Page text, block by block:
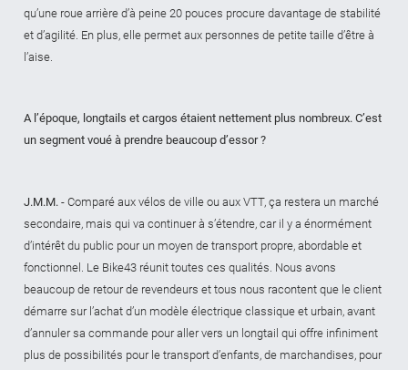
qu’une roue arrière d’à peine 20 pouces procure davantage de stabilité
et d’agilité. En plus, elle permet aux personnes de petite taille d’être à
l’aise.
A l’époque, longtails et cargos étaient nettement plus nombreux. C’est
un segment voué à prendre beaucoup d’essor ?
J.M.M. - Comparé aux vélos de ville ou aux VTT, ça restera un marché
secondaire, mais qui va continuer à s’étendre, car il y a énormément
d’intérêt du public pour un moyen de transport propre, abordable et
fonctionnel. Le Bike43 réunit toutes ces qualités. Nous avons
beaucoup de retour de revendeurs et tous nous racontent que le client
démarre sur l’achat d’un modèle électrique classique et urbain, avant
d’annuler sa commande pour aller vers un longtail qui offre infiniment
plus de possibilités pour le transport d’enfants, de marchandises, pour